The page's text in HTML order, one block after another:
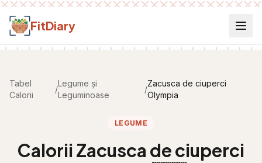
Salt la conținut
FitDiary
Tabel
Calorii
/
Legume și
Leguminoase
/
Zacusca de ciuperci
Olympia
LEGUME
Calorii Zacusca de ciuperci